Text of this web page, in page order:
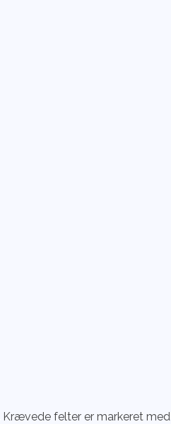
Krævede felter er markeret med